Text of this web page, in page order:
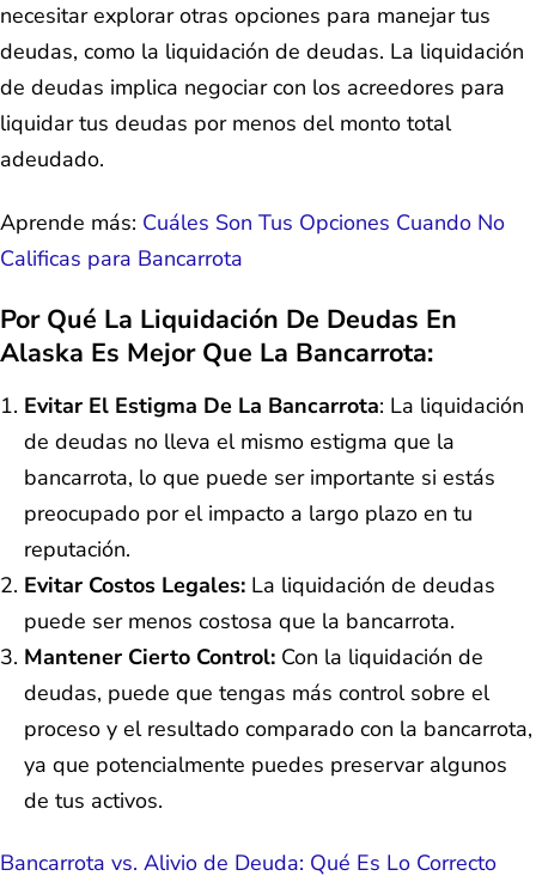
necesitar explorar otras opciones para manejar tus
deudas, como la liquidación de deudas. La liquidación
de deudas implica negociar con los acreedores para
liquidar tus deudas por menos del monto total
adeudado.
Aprende más: Cuáles Son Tus Opciones Cuando No
Calificas para Bancarrota
Por Qué La Liquidación De Deudas En
Alaska Es Mejor Que La Bancarrota:
Evitar El Estigma De La Bancarrota: La liquidación
de deudas no lleva el mismo estigma que la
bancarrota, lo que puede ser importante si estás
preocupado por el impacto a largo plazo en tu
reputación.
Evitar Costos Legales: La liquidación de deudas
puede ser menos costosa que la bancarrota.
Mantener Cierto Control: Con la liquidación de
deudas, puede que tengas más control sobre el
proceso y el resultado comparado con la bancarrota,
ya que potencialmente puedes preservar algunos
de tus activos.
Bancarrota vs. Alivio de Deuda: Qué Es Lo Correcto